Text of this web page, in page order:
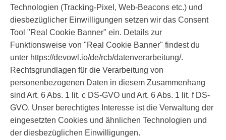
Technologien (Tracking-Pixel, Web-Beacons etc.) und
diesbezüglicher Einwilligungen setzen wir das Consent
Tool "Real Cookie Banner" ein. Details zur
Funktionsweise von "Real Cookie Banner" findest du
unter https://devowl.io/de/rcb/datenverarbeitung/.
Rechtsgrundlagen für die Verarbeitung von
personenbezogenen Daten in diesem Zusammenhang
sind Art. 6 Abs. 1 lit. c DS-GVO und Art. 6 Abs. 1 lit. f DS-
GVO. Unser berechtigtes Interesse ist die Verwaltung der
eingesetzten Cookies und ähnlichen Technologien und
der diesbezüglichen Einwilligungen.